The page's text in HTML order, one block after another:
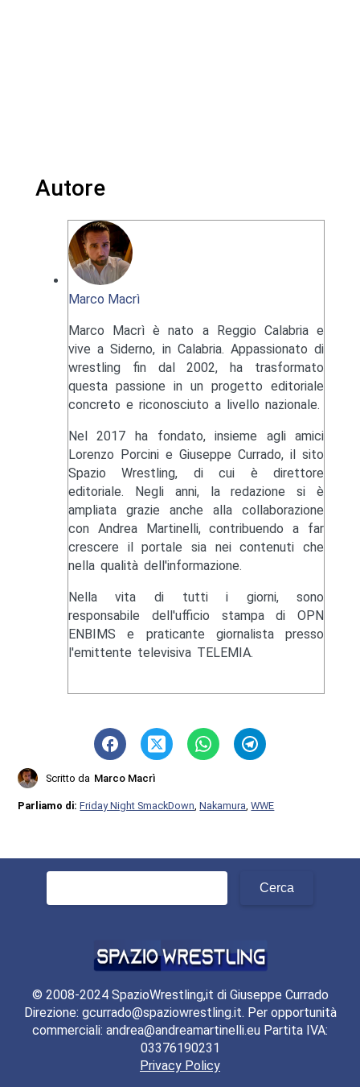
Autore
Marco Macrì
Marco Macrì è nato a Reggio Calabria e
vive a Siderno, in Calabria. Appassionato di
wrestling fin dal 2002, ha trasformato
questa passione in un progetto editoriale
concreto e riconosciuto a livello nazionale.
Nel 2017 ha fondato, insieme agli amici
Lorenzo Porcini e Giuseppe Currado, il sito
Spazio Wrestling, di cui è direttore
editoriale. Negli anni, la redazione si è
ampliata grazie anche alla collaborazione
con Andrea Martinelli, contribuendo a far
crescere il portale sia nei contenuti che
nella qualità dell'informazione.
Nella vita di tutti i giorni, sono
responsabile dell'ufficio stampa di OPN
ENBIMS e praticante giornalista presso
l'emittente televisiva TELEMIA.
Scritto da Marco Macrì
Parliamo di:Friday Night SmackDown ,Nakamura ,WWE
© 2008-2024 SpazioWrestling,it di Giuseppe Currado
Direzione: gcurrado@spaziowrestling.it. Per opportunità
commerciali: andrea@andreamartinelli.eu Partita IVA:
03376190231
Privacy Policy